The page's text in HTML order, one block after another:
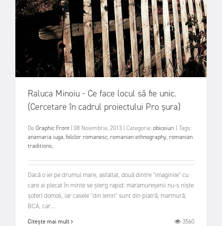
Raluca Minoiu - Ce face locul să fie unic.
(Cercetare în cadrul proiectului Pro șura)
De Graphic Front | 08 Noiembrie, 2013 | Categorie:obiceiuri | Tags:
anamaria iuga,folclor romanesc,romanian ethnography,romanian
traditions,
Dacă o iei pe drumul mare, asfaltat, două dintre "imaginile" cu
care ai plecat în minte se şterg rapid: maramureşenii nu-s nişte
şoferi domoli, iar casele "din lemn" sunt din piatră, marmură,
BCA, car...
Citește mai mult 3560